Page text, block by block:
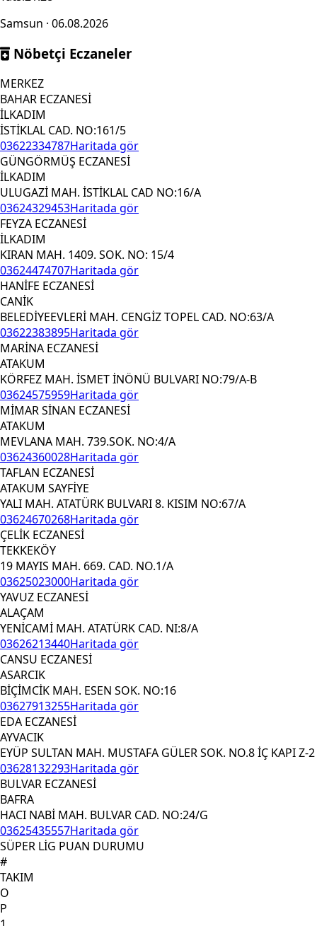
Samsun · 06.08.2026
Nöbetçi Eczaneler
MERKEZ
BAHAR ECZANESİ
İLKADIM
İSTİKLAL CAD. NO:161/5
03622334787Haritada gör
GÜNGÖRMÜŞ ECZANESİ
İLKADIM
ULUGAZİ MAH. İSTİKLAL CAD NO:16/A
03624329453Haritada gör
FEYZA ECZANESİ
İLKADIM
KIRAN MAH. 1409. SOK. NO: 15/4
03624474707Haritada gör
HANİFE ECZANESİ
CANİK
BELEDİYEEVLERİ MAH. CENGİZ TOPEL CAD. NO:63/A
03622383895Haritada gör
MARİNA ECZANESİ
ATAKUM
KÖRFEZ MAH. İSMET İNÖNÜ BULVARI NO:79/A-B
03624575959Haritada gör
MİMAR SİNAN ECZANESİ
ATAKUM
MEVLANA MAH. 739.SOK. NO:4/A
03624360028Haritada gör
TAFLAN ECZANESİ
ATAKUM SAYFİYE
YALI MAH. ATATÜRK BULVARI 8. KISIM NO:67/A
03624670268Haritada gör
ÇELİK ECZANESİ
TEKKEKÖY
19 MAYIS MAH. 669. CAD. NO.1/A
03625023000Haritada gör
YAVUZ ECZANESİ
ALAÇAM
YENİCAMİ MAH. ATATÜRK CAD. NI:8/A
03626213440Haritada gör
CANSU ECZANESİ
ASARCIK
BİÇİMCİK MAH. ESEN SOK. NO:16
03627913255Haritada gör
EDA ECZANESİ
AYVACIK
EYÜP SULTAN MAH. MUSTAFA GÜLER SOK. NO.8 İÇ KAPI Z-2
03628132293Haritada gör
BULVAR ECZANESİ
BAFRA
HACI NABİ MAH. BULVAR CAD. NO:24/G
03625435557Haritada gör
SÜPER LİG PUAN DURUMU
#
TAKIM
O
P